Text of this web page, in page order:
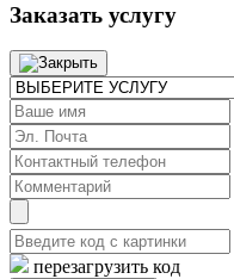
Заказать услугу
перезагрузить код